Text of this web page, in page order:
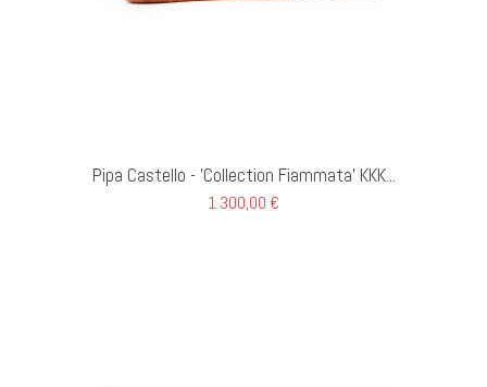
Pipa Castello - 'Collection Fiammata' KKK...
1 300,00 €